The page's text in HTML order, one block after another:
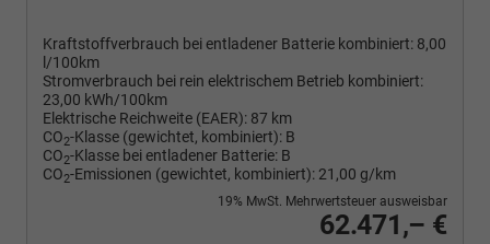
Kraftstoffverbrauch bei entladener Batterie kombiniert: 8,00
l/100km
Stromverbrauch bei rein elektrischem Betrieb kombiniert:
23,00 kWh/100km
Elektrische Reichweite (EAER): 87 km
CO2-Klasse (gewichtet, kombiniert): B
CO2-Klasse bei entladener Batterie: B
CO2-Emissionen (gewichtet, kombiniert): 21,00 g/km
62.471,– €
19% MwSt. Mehrwertsteuer ausweisbar